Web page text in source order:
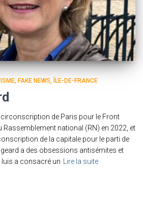
FAKE NEWS ÎLE-DE-FRANCE
circonscription de Paris pour le Front
Rassemblement national (RN) en 2022, et
de la capitale pour le parti de
a des obsessions antisémites et
a consacré un Lire la suite